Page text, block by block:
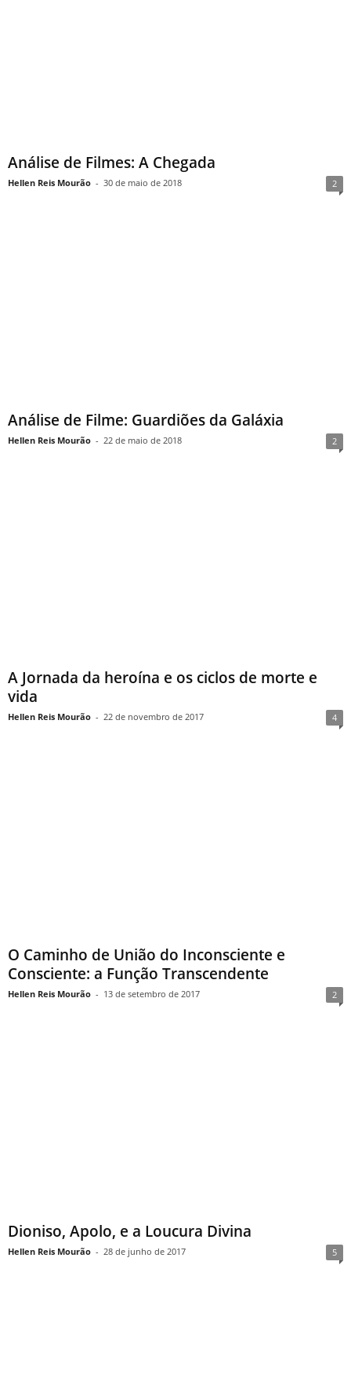
Análise de Filmes: A Chegada
Hellen Reis Mourão - 30 de maio de 2018 2
Análise de Filme: Guardiões da Galáxia
Hellen Reis Mourão - 22 de maio de 2018 2
A Jornada da heroína e os ciclos de morte e
vida
Hellen Reis Mourão - 22 de novembro de 2017 4
O Caminho de União do Inconsciente e
Consciente: a Função Transcendente
Hellen Reis Mourão - 13 de setembro de 2017 2
Dioniso, Apolo, e a Loucura Divina
Hellen Reis Mourão - 28 de junho de 2017 5